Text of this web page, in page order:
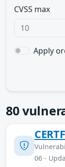
CVSS max
Apply
80
06 -